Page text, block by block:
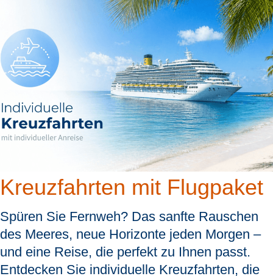
Kreuzfahrten mit Flugpaket
Spüren Sie Fernweh? Das sanfte Rauschen
des Meeres, neue Horizonte jeden Morgen –
und eine Reise, die perfekt zu Ihnen passt.
Entdecken Sie individuelle Kreuzfahrten, die